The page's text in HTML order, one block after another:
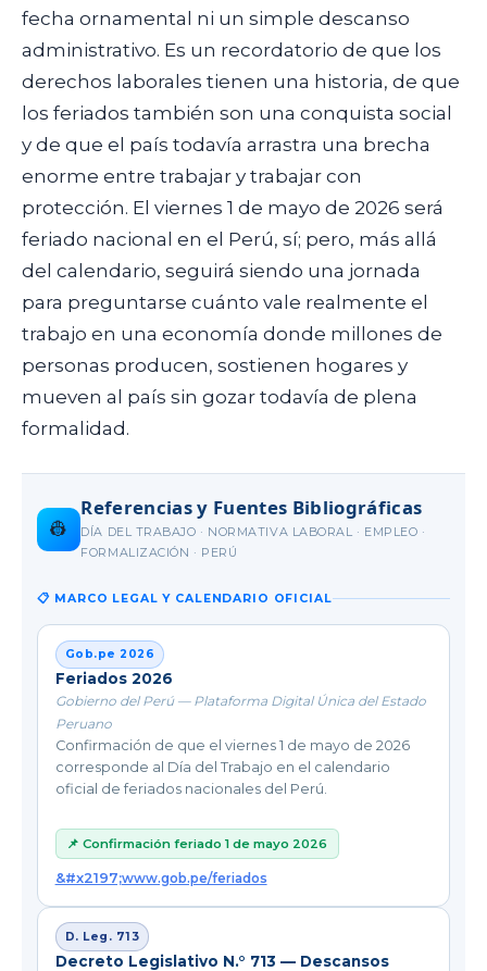
fecha ornamental ni un simple descanso
administrativo. Es un recordatorio de que los
derechos laborales tienen una historia, de que
los feriados también son una conquista social
y de que el país todavía arrastra una brecha
enorme entre trabajar y trabajar con
protección. El viernes 1 de mayo de 2026 será
feriado nacional en el Perú, sí; pero, más allá
del calendario, seguirá siendo una jornada
para preguntarse cuánto vale realmente el
trabajo en una economía donde millones de
personas producen, sostienen hogares y
mueven al país sin gozar todavía de plena
formalidad.
👷
Referencias y Fuentes Bibliográficas
DÍA DEL TRABAJO · NORMATIVA LABORAL · EMPLEO ·
FORMALIZACIÓN · PERÚ
📋 MARCO LEGAL Y CALENDARIO OFICIAL
Gob.pe 2026
Feriados 2026
Gobierno del Perú — Plataforma Digital Única del Estado
Peruano
Confirmación de que el viernes 1 de mayo de 2026
corresponde al Día del Trabajo en el calendario
oficial de feriados nacionales del Perú.
📌 Confirmación feriado 1 de mayo 2026
www.gob.pe/feriados
D. Leg. 713
Decreto Legislativo N.° 713 — Descansos